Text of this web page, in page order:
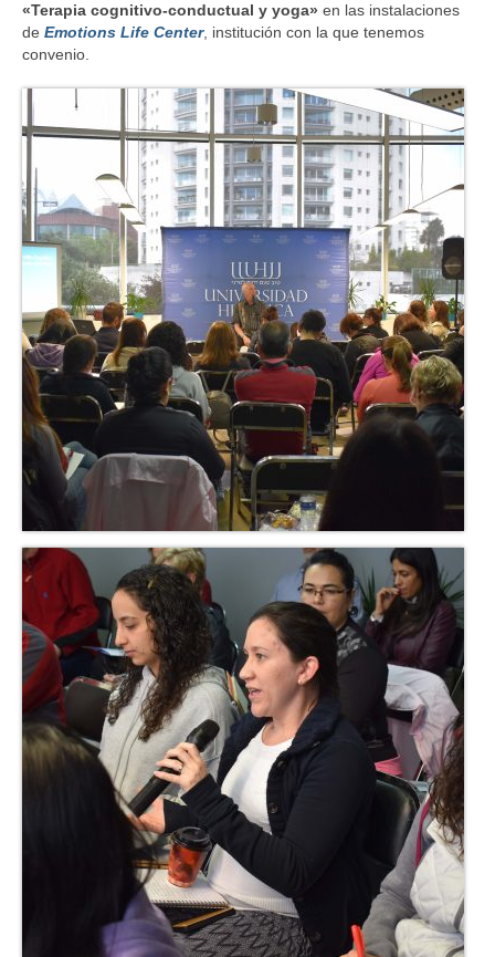
«Terapia cognitivo-conductual y yoga» en las instalaciones
de Emotions Life Center, institución con la que tenemos
convenio.